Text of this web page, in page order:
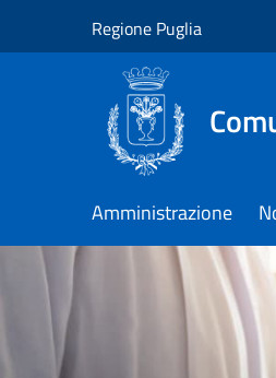
Regione Puglia
Amministrazione